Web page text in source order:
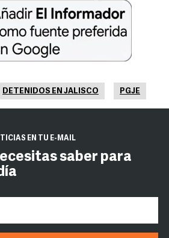
DETENIDOS EN JALISCO PGJE
EN TU E-MAIL
saber para